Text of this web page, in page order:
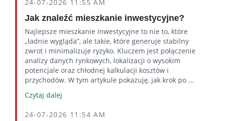
24-07-2026 11:55 AM
Jak znaleźć mieszkanie inwestycyjne?
Najlepsze mieszkanie inwestycyjne to nie to, które
„ładnie wygląda”, ale takie, które generuje stabilny
zwrot i minimalizuje ryzyko. Kluczem jest połączenie
analizy danych rynkowych, lokalizacji o wysokim
potencjale oraz chłodnej kalkulacji kosztów i
przychodów. W tym artykule pokazuję, jak krok po ...
Czytaj dalej
24-07-2026 11:54 AM